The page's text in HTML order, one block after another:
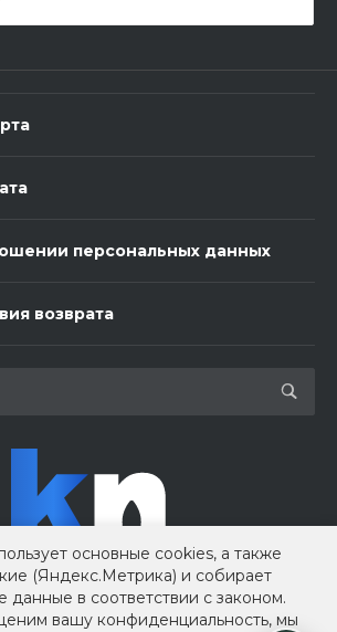
В корзину
В корзину
персональных данных
возврата
основные cookies, а также
(Яндекс.Метрика) и собирает
данные в соответствии с законом.
вашу конфиденциальность, мы